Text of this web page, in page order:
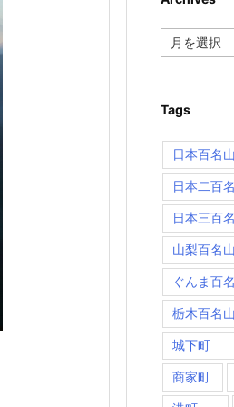
Archives
Tags
日本百名山
日本二百
日本三百
山梨百名山
ぐんま百
栃木百名山
城下町
商家町